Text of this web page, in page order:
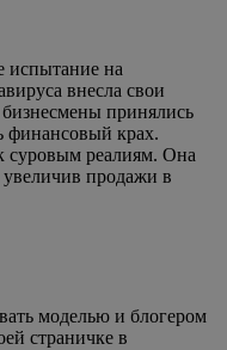
испытание на
внесла свои
принялись
финансовый крах.
суровым реалиям. Она
продажи в
моделью и блогером
страничке в